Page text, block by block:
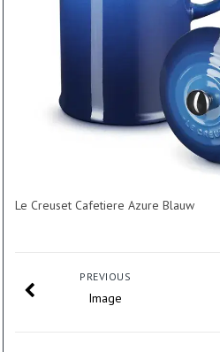
Le Creuset Cafetiere Azure Blauw
PREVIOUS
Image